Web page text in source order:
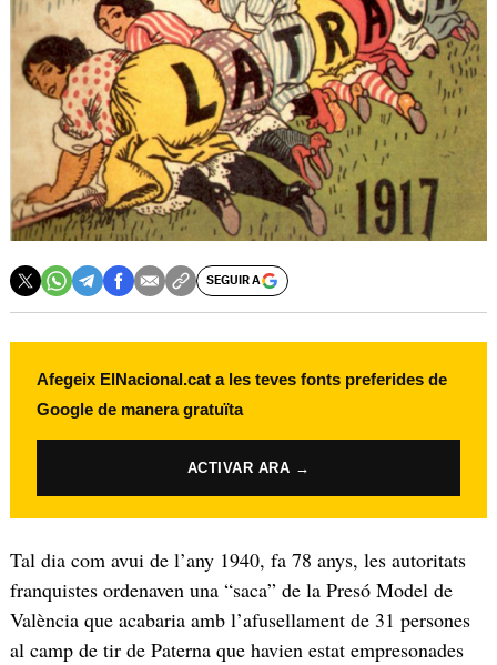
SEGUIR A
Afegeix ElNacional.cat a les teves fonts preferides de
Google de manera gratuïta
ACTIVAR ARA →
Tal dia com avui de l’any 1940, fa 78 anys, les autoritats
franquistes ordenaven una “saca” de la Presó Model de
València que acabaria amb l’afusellament de 31 persones
al camp de tir de Paterna que havien estat empresonades